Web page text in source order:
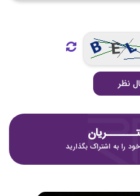
نظر
را به اشتراک بگذارید